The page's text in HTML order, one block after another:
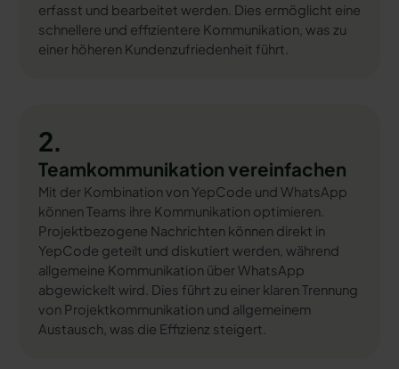
erfasst und bearbeitet werden. Dies ermöglicht eine
schnellere und effizientere Kommunikation, was zu
einer höheren Kundenzufriedenheit führt.
2.
Teamkommunikation vereinfachen
Mit der Kombination von YepCode und WhatsApp
können Teams ihre Kommunikation optimieren.
Projektbezogene Nachrichten können direkt in
YepCode geteilt und diskutiert werden, während
allgemeine Kommunikation über WhatsApp
abgewickelt wird. Dies führt zu einer klaren Trennung
von Projektkommunikation und allgemeinem
Austausch, was die Effizienz steigert.